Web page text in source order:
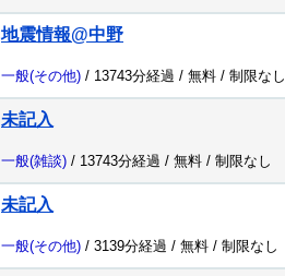
地震情報@中野
一般(その他) / 13743分経過 / 無料 / 制限なし
未記入
一般(雑談) / 13743分経過 / 無料 / 制限なし
未記入
一般(その他) / 3139分経過 / 無料 / 制限なし